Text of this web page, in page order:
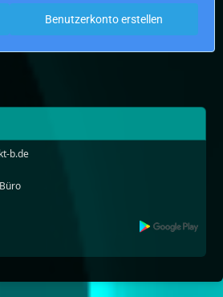
Benutzerkonto erstellen
b.de